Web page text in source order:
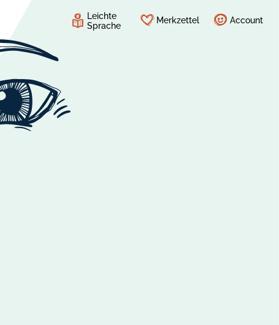
Leichte
Sprache
Merkzettel Account